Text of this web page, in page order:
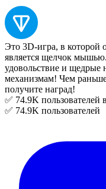
Это 3D-игра, в
является щелчок
удовольствие и щедрые
механизмам! Чем
получите наград!
✅ 74.9K пользователей
✅ 74.9K пользователей